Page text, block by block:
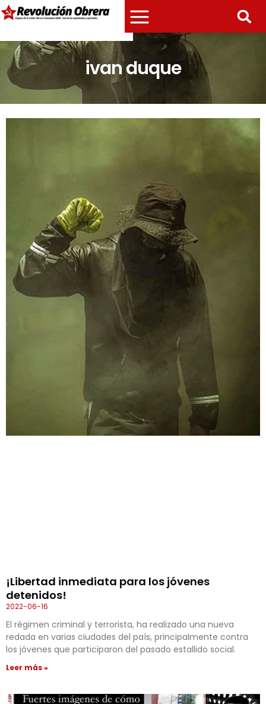
ivan duque
¡Libertad inmediata para los jóvenes
detenidos!
2022-06-16
El régimen criminal y terrorista, ha realizado una nueva
redada en varias ciudades del país, principalmente contra
los jóvenes que participaron del pasado estallido social.
Leer más »